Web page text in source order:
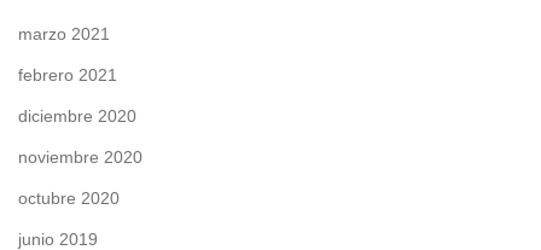
marzo 2021
febrero 2021
diciembre 2020
noviembre 2020
octubre 2020
junio 2019